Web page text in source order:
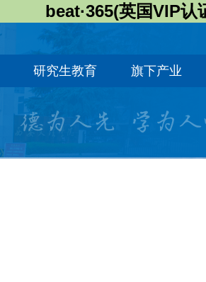
beat·365(英国VIP
研究生教育 旗下产业